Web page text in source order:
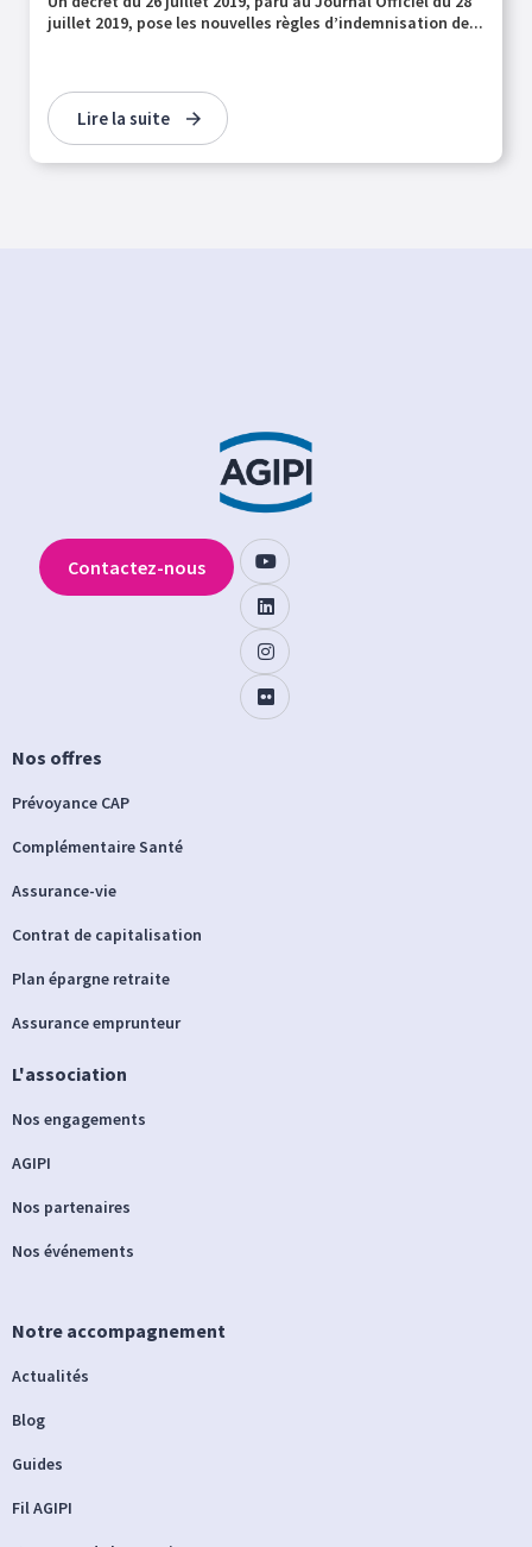
juillet 2019, pose les nouvelles règles d’indemnisation de...
Lire la suite
Nos offres
Prévoyance CAP
Complémentaire Santé
Assurance-vie
Contrat de capitalisation
Plan épargne retraite
Assurance emprunteur
L'association
Nos engagements
AGIPI
Nos partenaires
Nos événements
Notre accompagnement
Actualités
Blog
Guides
Fil AGIPI
Contactez-nous